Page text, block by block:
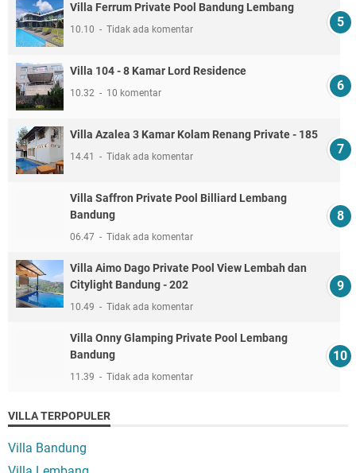
Villa Ferrum Private Pool Bandung Lembang
10.10 Tidak ada komentar
Villa 104 - 8 Kamar Lord Residence
10.32 10 komentar
Villa Azalea 3 Kamar Kolam Renang Private - 185
14.41 Tidak ada komentar
Villa Saffron Private Pool Billiard Lembang
Bandung
06.47 Tidak ada komentar
Villa Aimo Dago Private Pool View Lembah dan
Citylight Bandung - 202
10.49 Tidak ada komentar
Villa Onny Glamping Private Pool Lembang
Bandung
11.39 Tidak ada komentar
VILLA TERPOPULER
Villa Bandung